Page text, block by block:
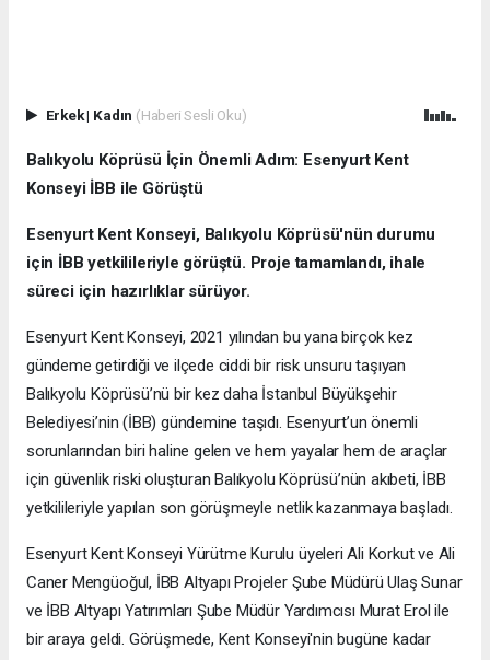
Erkek| Kadın (Haberi Sesli Oku)
Balıkyolu Köprüsü İçin Önemli Adım: Esenyurt Kent
Konseyi İBB ile Görüştü
Esenyurt Kent Konseyi, Balıkyolu Köprüsü'nün durumu
için İBB yetkilileriyle görüştü. Proje tamamlandı, ihale
süreci için hazırlıklar sürüyor.
Esenyurt Kent Konseyi, 2021 yılından bu yana birçok kez
gündeme getirdiği ve ilçede ciddi bir risk unsuru taşıyan
Balıkyolu Köprüsü’nü bir kez daha İstanbul Büyükşehir
Belediyesi’nin (İBB) gündemine taşıdı. Esenyurt’un önemli
sorunlarından biri haline gelen ve hem yayalar hem de araçlar
için güvenlik riski oluşturan Balıkyolu Köprüsü’nün akıbeti, İBB
yetkilileriyle yapılan son görüşmeyle netlik kazanmaya başladı.
Esenyurt Kent Konseyi Yürütme Kurulu üyeleri Ali Korkut ve Ali
Caner Mengüoğul, İBB Altyapı Projeler Şube Müdürü Ulaş Sunar
ve İBB Altyapı Yatırımları Şube Müdür Yardımcısı Murat Erol ile
bir araya geldi. Görüşmede, Kent Konseyi'nin bugüne kadar